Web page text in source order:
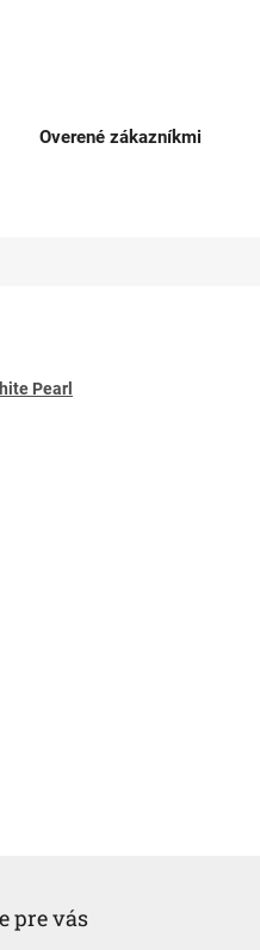
Overené zákazníkmi
Pearl​
pre vás